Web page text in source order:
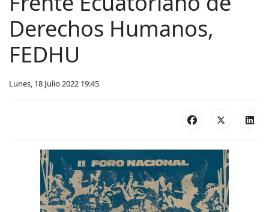
Derechos Humanos,
FEDHU
Lunes, 18 Julio 2022 19:45